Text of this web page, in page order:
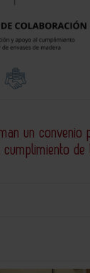
un convenio
de